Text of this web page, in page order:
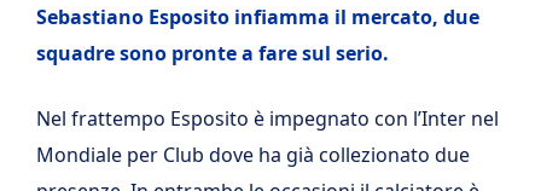
Sebastiano Esposito infiamma il mercato, due
squadre sono pronte a fare sul serio.
Nel frattempo Esposito è impegnato con l’Inter nel
Mondiale per Club dove ha già collezionato due